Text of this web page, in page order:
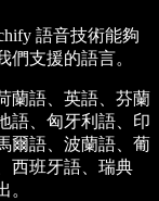
語音技術能夠
支援的語言。
蘭語、英語、芬蘭
語、匈牙利語、印
爾語、波蘭語、葡
西班牙語、瑞典
。